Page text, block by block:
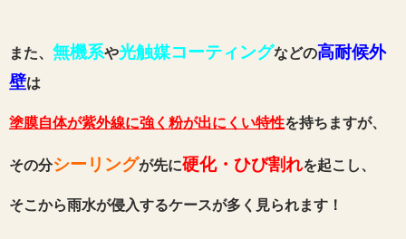
また、 無機系や光触媒コーティングなどの高耐候外
壁は
塗膜自体が紫外線に強く粉が出にくい特性を持ちますが、
その分シーリングが先に硬化・ひび割れを起こし、
そこから雨水が侵入するケースが多く見られます！